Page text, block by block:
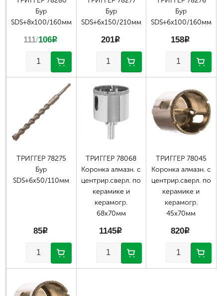
Бур
SDS+8х100/160мм
111/106p
Бур
SDS+6х150/210мм
201p
Бур
SDS+6х100/160мм
158p
ТРИГГЕР 78275
Бур
SDS+6х50/110мм
85p
ТРИГГЕР 78068
Коронка алмазн. с
центрир.сверл. по
керамике и
керамогр.
68х70мм
1145p
ТРИГГЕР 78045
Коронка алмазн. с
центрир.сверл. по
керамике и
керамогр.
45х70мм
820p